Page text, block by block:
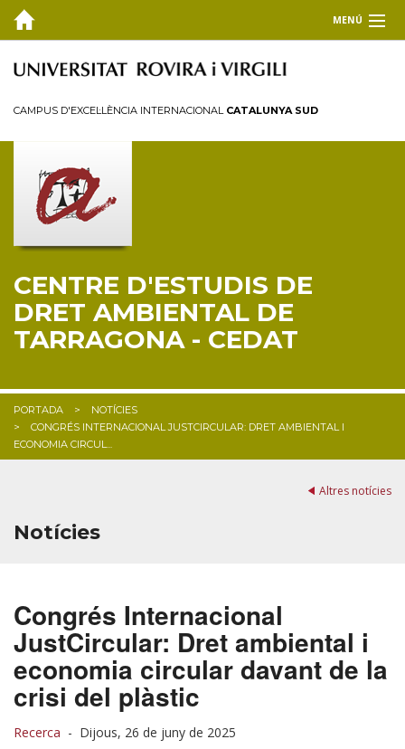
MENÚ
EL CEDAT
Membres
Personal investigador
Reglament
FORMACIÓ
RECERCA I TRANSFERÈNCIA
BLOG
CAMPUS D'EXCEL·LÈNCIA INTERNACIONAL CATALUNYA SUD
CENTRE D'ESTUDIS DE
DRET AMBIENTAL DE
TARRAGONA - CEDAT
PORTADA
NOTÍCIES
CONGRÉS INTERNACIONAL JUSTCIRCULAR: DRET AMBIENTAL I
ECONOMIA CIRCUL...
Altres notícies
Notícies
Congrés Internacional
JustCircular: Dret ambiental i
economia circular davant de la
crisi del plàstic
Recerca - Dijous, 26 de juny de 2025